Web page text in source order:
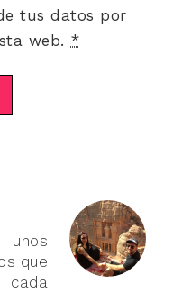
tus datos por
web. *
unos
que
cada